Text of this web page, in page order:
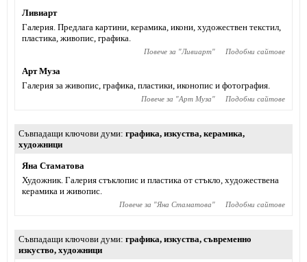
Ливиарт
Галерия. Предлага картини, керамика, икони, художествен текстил,
пластика, живопис, графика.
Повече за "Ливиарт" Подобни сайтове
Арт Муза
Галерия за живопис, графика, пластики, иконопис и фотография.
Повече за "Арт Муза" Подобни сайтове
Съвпадащи ключови думи графика, изкуства, керамика,
художници
Яна Стаматова
Художник. Галерия стъклопис и пластика от стъкло, художествена
керамика и живопис.
Повече за "Яна Стаматова" Подобни сайтове
Съвпадащи ключови думи графика, изкуства, съвременно
изкуство, художници